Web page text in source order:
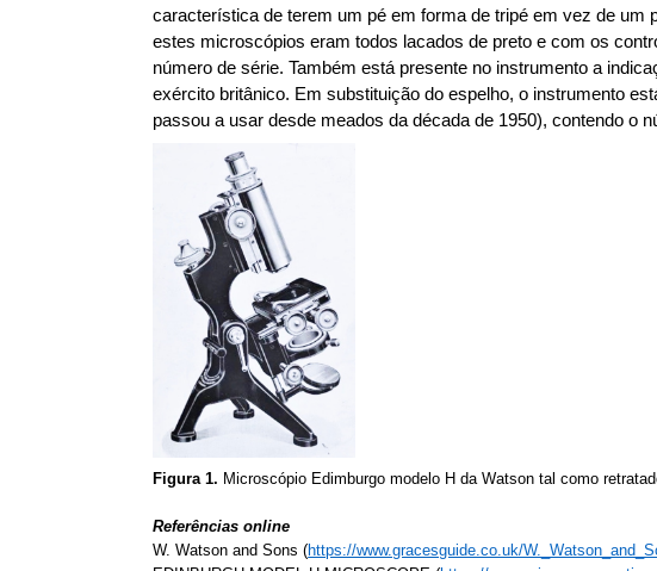
característica de terem um pé em forma de tripé em vez de
estes microscópios eram todos lacados de preto e com os
número de série. Também está presente no instrumento a
exército britânico. Em substituição do espelho, o instrumento
passou a usar desde meados da década de 1950), contendo o
Figura 1. Microscópio Edimburgo modelo H da Watson tal como
Referências online
W. Watson and Sons (https://www.gracesguide.co.uk/